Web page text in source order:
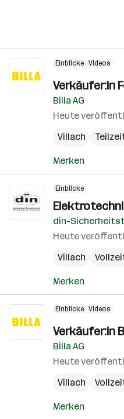
Einblicke Videos
Verkäufer:in
Billa AG
Heute
Villach
Merken
Einblicke
din-
Heute
Villach
Merken
Einblicke Videos
Verkäufer:in
Billa AG
Heute
Villach
Merken